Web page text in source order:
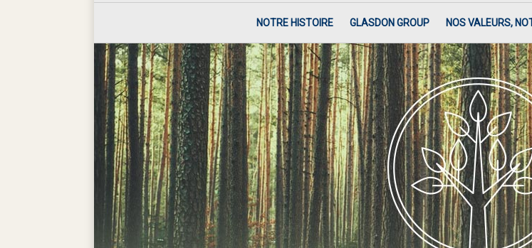
NOTRE HISTOIRE GLASDON GROUP NOS VALEURS,